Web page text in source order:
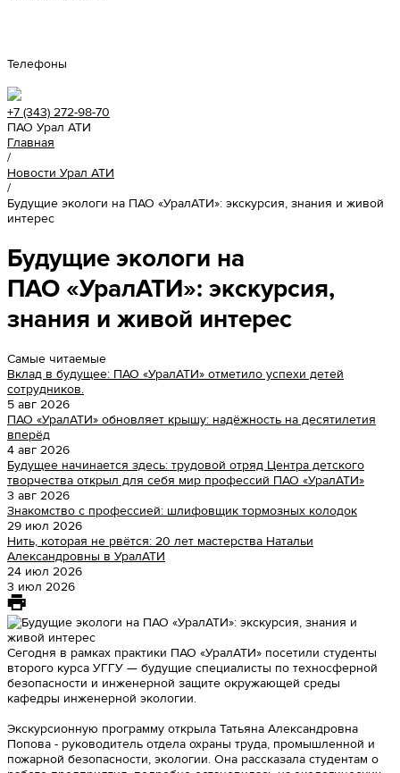
Телефоны
+7 (343) 272-98-70
ПАО Урал АТИ
Главная
/
Новости Урал АТИ
/
Будущие экологи на ПАО «УралАТИ»: экскурсия, знания и живой
интерес
Будущие экологи на
ПАО «УралАТИ»: экскурсия,
знания и живой интерес
Самые читаемые
Вклад в будущее: ПАО «УралАТИ» отметило успехи детей
сотрудников.
5 авг 2026
ПАО «УралАТИ» обновляет крышу: надёжность на десятилетия
вперёд
4 авг 2026
Будущее начинается здесь: трудовой отряд Центра детского
творчества открыл для себя мир профессий ПАО «УралАТИ»
3 авг 2026
Знакомство с профессией: шлифовщик тормозных колодок
29 июл 2026
Нить, которая не рвётся: 20 лет мастерства Натальи
Александровны в УралАТИ
24 июл 2026
3 июл 2026
Сегодня в рамках практики ПАО «УралАТИ» посетили студенты
второго курса УГГУ — будущие специалисты по техносферной
безопасности и инженерной защите окружающей среды
кафедры инженерной экологии.
Экскурсионную программу открыла Татьяна Александровна
Попова - руководитель отдела охраны труда, промышленной и
пожарной безопасности, экологии. Она рассказала студентам о